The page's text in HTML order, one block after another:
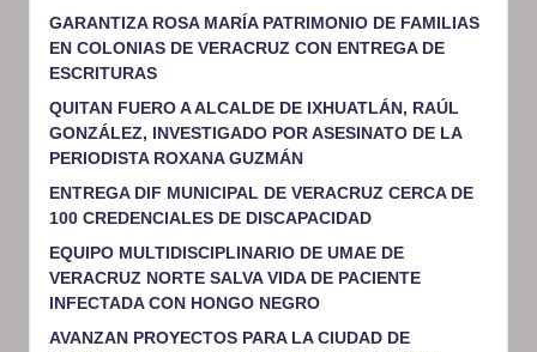
GARANTIZA ROSA MARÍA PATRIMONIO DE FAMILIAS
EN COLONIAS DE VERACRUZ CON ENTREGA DE
ESCRITURAS
QUITAN FUERO A ALCALDE DE IXHUATLÁN, RAÚL
GONZÁLEZ, INVESTIGADO POR ASESINATO DE LA
PERIODISTA ROXANA GUZMÁN
ENTREGA DIF MUNICIPAL DE VERACRUZ CERCA DE
100 CREDENCIALES DE DISCAPACIDAD
EQUIPO MULTIDISCIPLINARIO DE UMAE DE
VERACRUZ NORTE SALVA VIDA DE PACIENTE
INFECTADA CON HONGO NEGRO
AVANZAN PROYECTOS PARA LA CIUDAD DE